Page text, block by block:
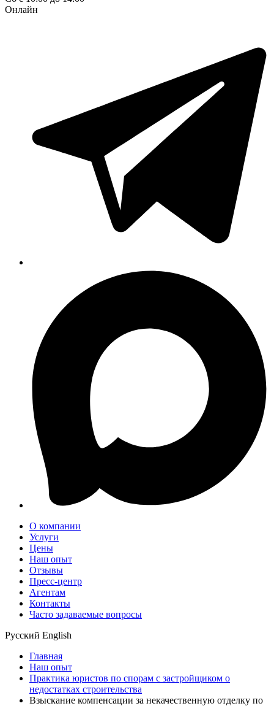
Онлайн
О компании
Услуги
Цены
Наш опыт
Отзывы
Пресс-центр
Агентам
Контакты
Часто задаваемые вопросы
Русский English
Главная
Наш опыт
Практика юристов по спорам с застройщиком о
недостатках строительства
Взыскание компенсации за некачественную отделку по